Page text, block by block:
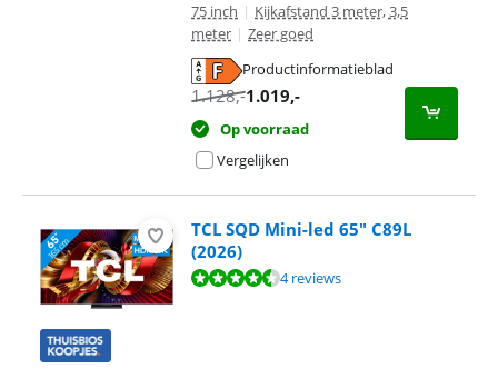
75 inch | Kijkafstand 3 meter, 3,5
meter | Zeer goed
Productinformatieblad
1.128,-1.019,-
Op voorraad
Vergelijken
TCL SQD Mini-led 65" C89L
(2026)
Beoordeling is 9,4 van de 10, gebaseerd op 4 reviews.
4 reviews